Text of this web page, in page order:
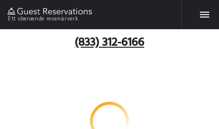
Ett oberoende resenärverk
(833) 312-6166